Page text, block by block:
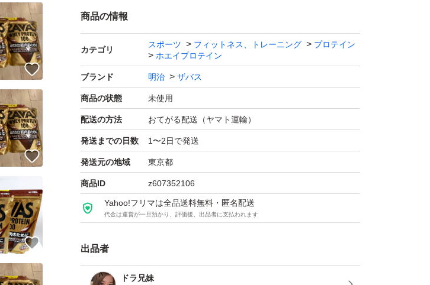
よろしくお願いいたします。
商品の情報
カテゴリ
スポーツ フィットネス、トレーニング
プロテイン
ホエイプロテイン
ブランド 明治 ザバス
商品の状態 未使用
配送の方法 おてがる配送（ヤマト運輸）
発送までの日数 1〜2日で発送
発送元の地域 東京都
商品ID z607352106
Yahoo!フリマは全品送料無料・匿名配送
代金は運営が一旦預かり、評価後、出品者に支払われます
出品者
ドラ兄妹
いいね！
いいね！
いいね！